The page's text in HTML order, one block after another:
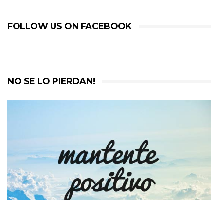
FOLLOW US ON FACEBOOK
NO SE LO PIERDAN!